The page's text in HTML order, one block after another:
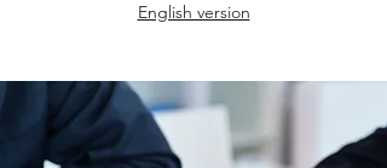
English version